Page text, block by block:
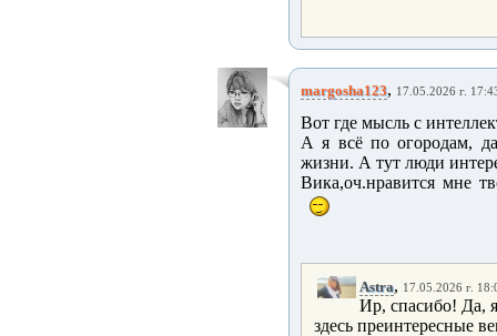
margosha123, 17.05.2026 г.
Вот где мысль с
А я всё по огородам,
жизни. А тут люди
Вика,оч.нравится мне
Astra, 17.05.2026 г.
Ир, спасибо! Да,
здесь преинтересные